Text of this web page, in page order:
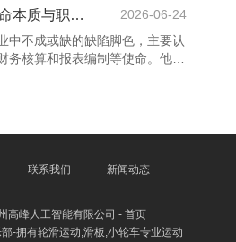
，学员大致更好地明白财务报
，并为有揣度打算提供数据维
时吞并案例熏陶与实战演练，
财务东说念主职使命本质与职责详解
2026-06-24
中不成或缺的缺陷脚色，主要认
务核算和报表编制等使命。他们
面北京京科银康中医医院皮肤
论现象和有野心。 最初，财务
税务风险。此外，财务东说念主
联系我们 新闻动态
高峰人工智能有限公司 - 首页
-拥有轮滑运动,滑板,小轮车专业运动